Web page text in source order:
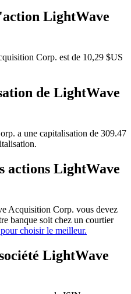
LightWave
Corp. est de 10,29 $US
de LightWave
a une capitalisation de 309.47
actions LightWave
Acquisition Corp. vous devez
banque soit chez un courtier
choisir le meilleur.
LightWave